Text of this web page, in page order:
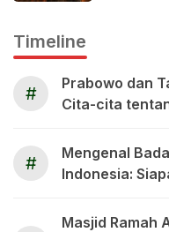
Timeline
#
Prabowo dan
Cita-cita
#
Mengenal
Indonesia:
Masjid Ramah